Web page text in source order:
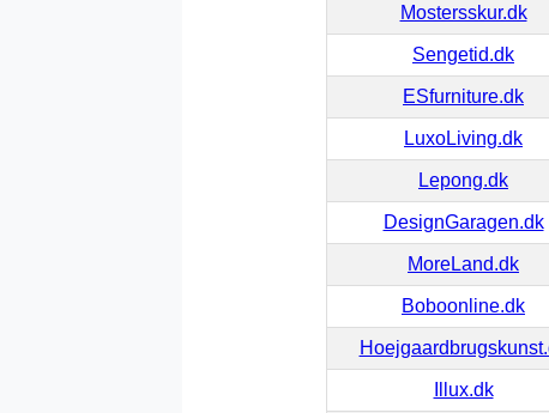
Mostersskur.dk
Sengetid.dk
ESfurniture.dk
LuxoLiving.dk
Lepong.dk
DesignGaragen.dk
MoreLand.dk
Boboonline.dk
Illux.dk